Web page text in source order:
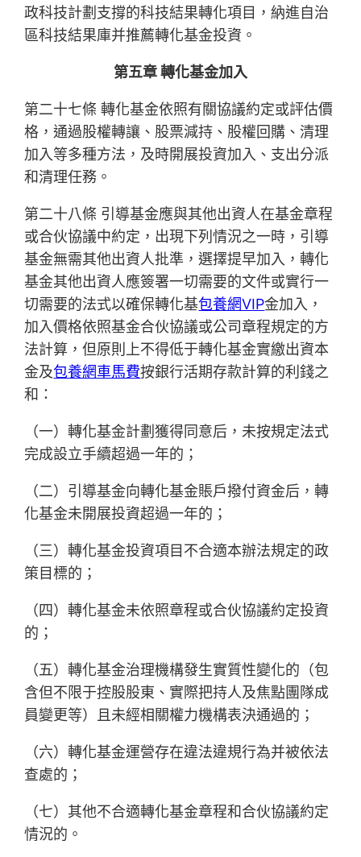
政科技計劃支撐的科技結果轉化項目，納進自治
區科技結果庫并推薦轉化基金投資。
第五章 轉化基金加入
第二十七條 轉化基金依照有關協議約定或評估價
格，通過股權轉讓、股票減持、股權回購、清理
加入等多種方法，及時開展投資加入、支出分派
和清理任務。
第二十八條 引導基金應與其他出資人在基金章程
或合伙協議中約定，出現下列情況之一時，引導
基金無需其他出資人批準，選擇提早加入，轉化
基金其他出資人應簽署一切需要的文件或實行一
切需要的法式以確保轉化基包養網VIP金加入，
加入價格依照基金合伙協議或公司章程規定的方
法計算，但原則上不得低于轉化基金實繳出資本
金及包養網車馬費按銀行活期存款計算的利錢之
和：
（一）轉化基金計劃獲得同意后，未按規定法式
完成設立手續超過一年的；
（二）引導基金向轉化基金賬戶撥付資金后，轉
化基金未開展投資超過一年的；
（三）轉化基金投資項目不合適本辦法規定的政
策目標的；
（四）轉化基金未依照章程或合伙協議約定投資
的；
（五）轉化基金治理機構發生實質性變化的（包
含但不限于控股股東、實際把持人及焦點團隊成
員變更等）且未經相關權力機構表決通過的；
（六）轉化基金運營存在違法違規行為并被依法
查處的；
（七）其他不合適轉化基金章程和合伙協議約定
情況的。